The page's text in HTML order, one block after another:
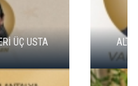
ÖZPETEK VE VAHİDE